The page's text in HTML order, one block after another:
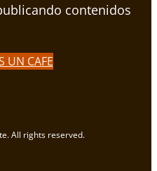
contenidos
UN CAFE
All rights reserved.